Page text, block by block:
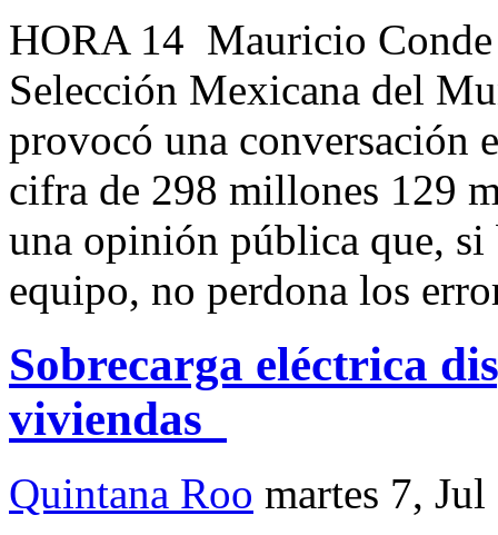
HORA 14 Mauricio
Selección Mexicana del
provocó una conversación
cifra de 298 millones 129
una opinión pública que, si
equipo, no perdona los
Sobrecarga eléctrica
viviendas
Quintana Roo martes 7,